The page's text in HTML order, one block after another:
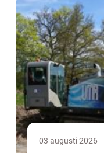
03 augusti 2026